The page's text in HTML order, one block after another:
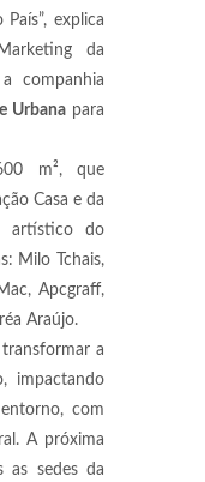
explica
da
companhia
Urbanapara
m², que
Casa e da
artístico do
Milo Tchais,
Apcgraff,
Araújo.
a
impactando
com
A próxima
as sedes da